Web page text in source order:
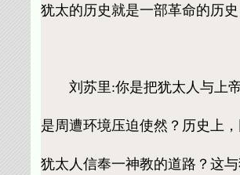
犹太的历史就是一部革命的历
刘苏里:你是把犹太人与上帝
是周遭环境压迫使然？历史上
犹太人信奉一神教的道路？这